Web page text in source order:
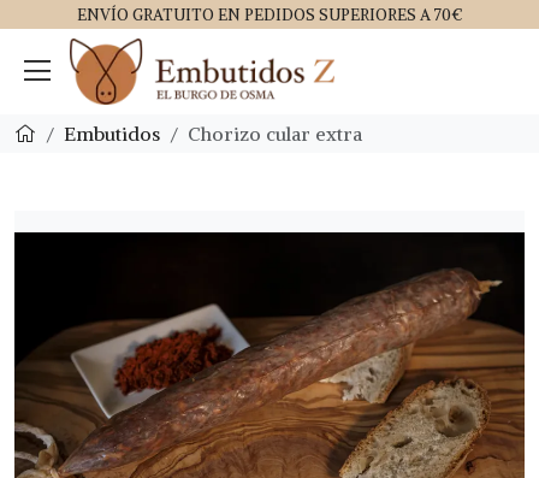
ENVÍO GRATUITO EN PEDIDOS SUPERIORES A 70€
Embutidos Chorizo cular extra